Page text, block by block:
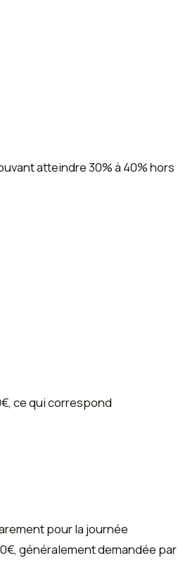
atteindre 30% à 40% hors
ce qui correspond
pour la journée
généralement demandée par